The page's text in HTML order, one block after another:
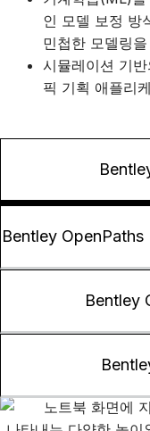
인 모델 보정 방
민첩한 모델링
시뮬레이션 기
픽 기획 애플리
Bentley OpenPaths
Bentley